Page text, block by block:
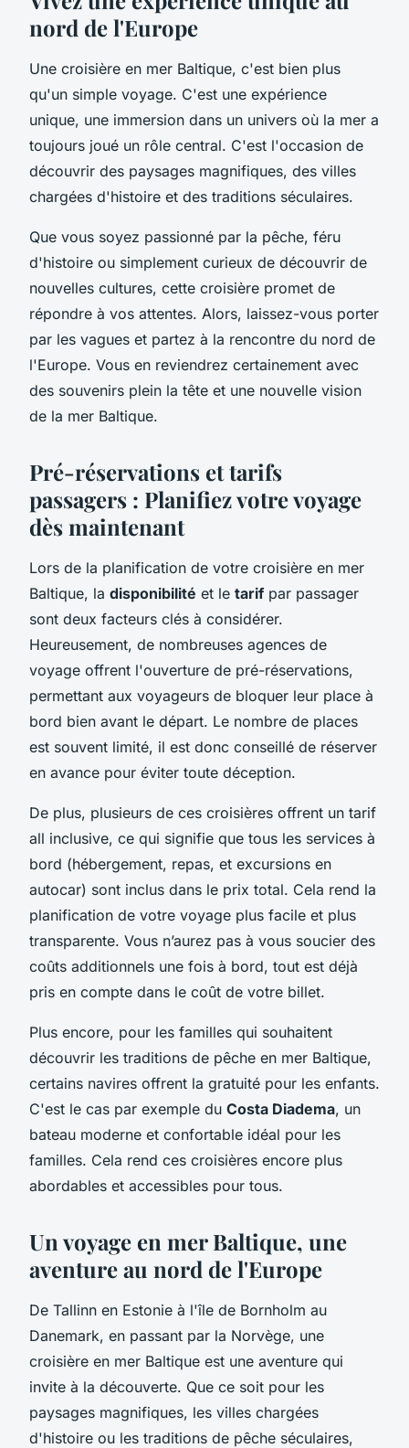
nord de l'Europe
Une croisière en mer Baltique, c'est bien plus
qu'un simple voyage. C'est une expérience
unique, une immersion dans un univers où la mer a
toujours joué un rôle central. C'est l'occasion de
découvrir des paysages magnifiques, des villes
chargées d'histoire et des traditions séculaires.
Que vous soyez passionné par la pêche, féru
d'histoire ou simplement curieux de découvrir de
nouvelles cultures, cette croisière promet de
répondre à vos attentes. Alors, laissez-vous porter
par les vagues et partez à la rencontre du nord de
l'Europe. Vous en reviendrez certainement avec
des souvenirs plein la tête et une nouvelle vision
de la mer Baltique.
Pré-réservations et tarifs
passagers : Planifiez votre voyage
dès maintenant
Lors de la planification de votre croisière en mer
Baltique, la disponibilité et le tarif par passager
sont deux facteurs clés à considérer.
Heureusement, de nombreuses agences de
voyage offrent l'ouverture de pré-réservations,
permettant aux voyageurs de bloquer leur place à
bord bien avant le départ. Le nombre de places
est souvent limité, il est donc conseillé de réserver
en avance pour éviter toute déception.
De plus, plusieurs de ces croisières offrent un tarif
all inclusive, ce qui signifie que tous les services à
bord (hébergement, repas, et excursions en
autocar) sont inclus dans le prix total. Cela rend la
planification de votre voyage plus facile et plus
transparente. Vous n’aurez pas à vous soucier des
coûts additionnels une fois à bord, tout est déjà
pris en compte dans le coût de votre billet.
Plus encore, pour les familles qui souhaitent
découvrir les traditions de pêche en mer Baltique,
certains navires offrent la gratuité pour les enfants.
C'est le cas par exemple du Costa Diadema, un
bateau moderne et confortable idéal pour les
familles. Cela rend ces croisières encore plus
abordables et accessibles pour tous.
Un voyage en mer Baltique, une
aventure au nord de l'Europe
De Tallinn en Estonie à l'île de Bornholm au
Danemark, en passant par la Norvège, une
croisière en mer Baltique est une aventure qui
invite à la découverte. Que ce soit pour les
paysages magnifiques, les villes chargées
d'histoire ou les traditions de pêche séculaires,